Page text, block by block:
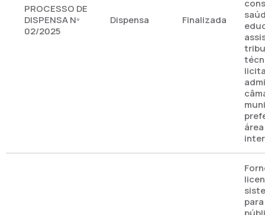
PROCESSO DE
DISPENSA Nº
02/2025
Dispensa Finalizada